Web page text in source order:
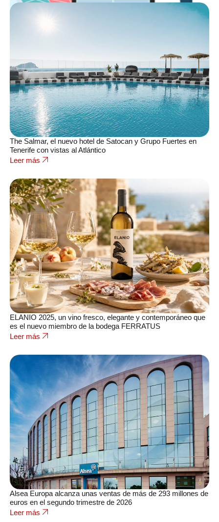
The Salmar, el nuevo hotel de Satocan y Grupo Fuertes en
Tenerife con vistas al Atlántico
Leer más
ELANIO 2025, un vino fresco, elegante y contemporáneo que
es el nuevo miembro de la bodega FERRATUS
Leer más
Alsea Europa alcanza unas ventas de más de 293 millones de
euros en el segundo trimestre de 2026
Leer más